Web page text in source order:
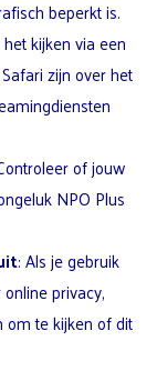
beperkt is.
kijken via een
zijn over het
of jouw
NPO Plus
: Als je gebruik
privacy,
om te kijken of dit